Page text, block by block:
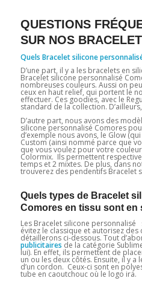
QUESTIONS
SUR NOS
Quels Bracelet silicone
D’une part, il y a les bracelets en
Bracelet silicone personnalisé
nombreuses couleurs. Aussi on
ceux en haut relief, qui portent le
effectuer. Ces goodies, avec le
standard de la collection.
D’autre part, nous avons des
silicone personnalisé Comores
d’exemple nous avons, le Glow
Custom (ainsi nommé parce que
que vous voulez pour votre
Colormix. Ils permettent
temps et 2 mixtes. De plus, dans
trouverez des pendentifs Bracelet
Quels types de Bracelet
Comores en tissu sont en
Les Bracelet silicone personnalisé
évitez le classique et autorisez
détaillerons ci-dessous. Tout
publicitaires de la catégorie
lui). En effet, ils permettent de
un ou les deux côtés. Ensuite, il y
d’un cordon. Ceux-ci sont en
tube en caoutchouc où le logo ira.